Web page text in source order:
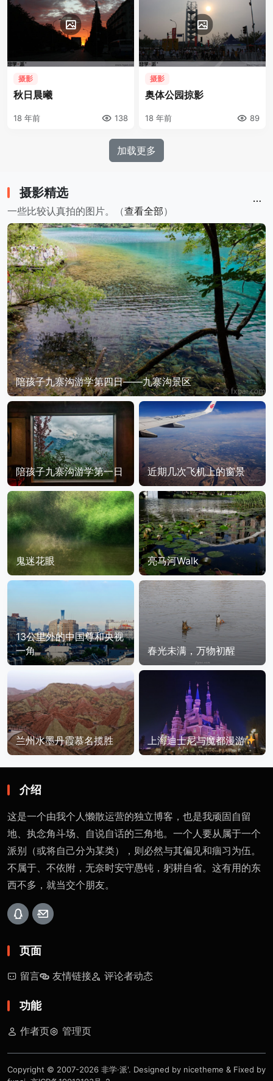
假结束的时候，出 ...
爸老妈。在这一点 ...
摄影
秋日晨曦
18 年前 138
摄影
奥体公园掠影
18 年前 89
加载更多
摄影精选
一些比较认真拍的图片。（查看全部）
陪孩子九寨沟游学第四日——九寨沟景区
陪孩子九寨沟游学第一日 近期几次飞机上的窗景
鬼迷花眼 亮马河Walk
13公里外的中国尊和央视
一角
春光未满，万物初醒
兰州水墨丹霞慕名揽胜 上海迪士尼与魔都漫游
介绍
这是一个由我个人懒散运营的独立博客，也是我顽固自留
地、执念角斗场、自说自话的三角地。一个人要从属于一个
派别（或将自己分为某类），则必然与其偏见和痼习为伍。
不属于、不依附，无奈时安守愚钝，躬耕自省。这有用的东
西不多，就当交个朋友。
页面
留言 友情链接 评论者动态
功能
作者页 管理页
Copyright © 2007-2026 非学·派'. Designed by nicetheme & Fixed by